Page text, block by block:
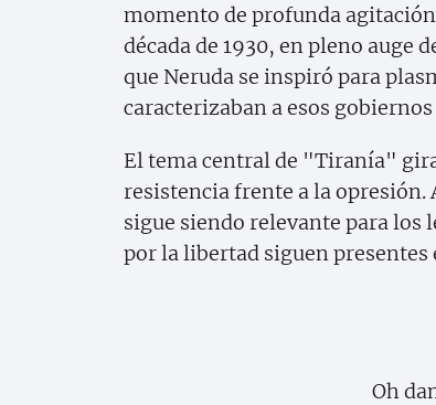
momento de profunda
década de 1930, en pleno auge
que Neruda se inspiró para
caracterizaban a esos
El tema central de "Tiranía"
resistencia frente a la opresión.
sigue siendo relevante para los
por la libertad siguen
Oh